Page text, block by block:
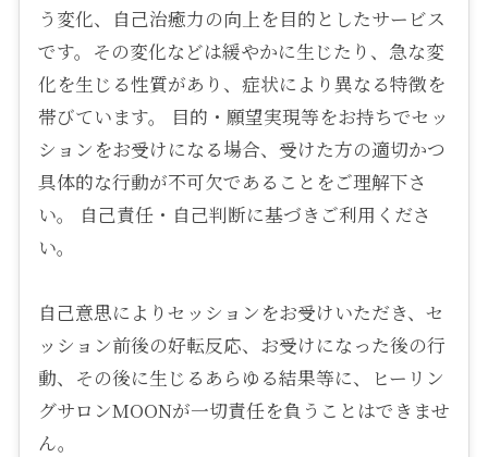
う変化、自己治癒力の向上を目的としたサービス
です。その変化などは緩やかに生じたり、急な変
化を生じる性質があり、症状により異なる特徴を
帯びています。 目的・願望実現等をお持ちでセッ
ションをお受けになる場合、受けた方の適切かつ
具体的な行動が不可欠であることをご理解下さ
い。 自己責任・自己判断に基づきご利用くださ
い。
自己意思によりセッションをお受けいただき、セ
ッション前後の好転反応、お受けになった後の行
動、その後に生じるあらゆる結果等に、ヒーリン
グサロンMOONが一切責任を負うことはできませ
ん。